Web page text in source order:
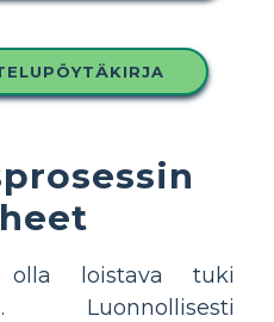
olla loistava tuki
Luonnollisesti